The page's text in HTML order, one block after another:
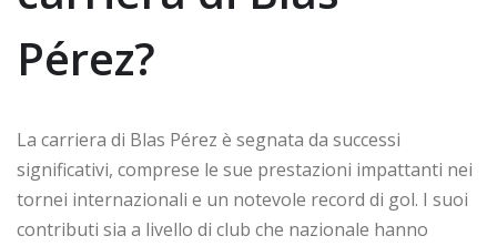
Pérez?
La carriera di Blas Pérez è segnata da successi
significativi, comprese le sue prestazioni impattanti nei
tornei internazionali e un notevole record di gol. I suoi
contributi sia a livello di club che nazionale hanno